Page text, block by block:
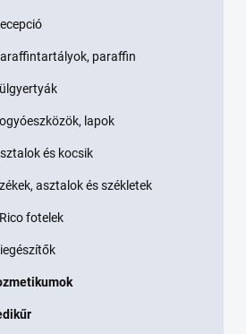
paraffin
lapok
és kocsik
asztalok és székletek
fotelek